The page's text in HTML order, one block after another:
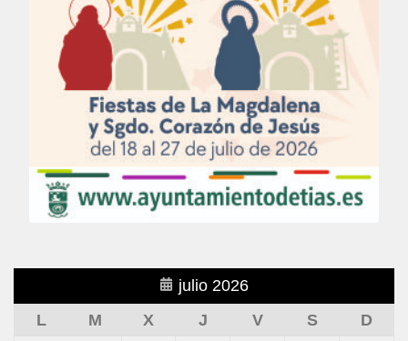
julio 2026
L
M X J V S
D